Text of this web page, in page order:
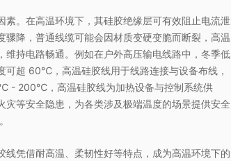
。在高温环境下，其硅胶绝缘层可有效阻止电流泄
降，普通线缆可能会因材质变硬变脆而断裂，高温
持电路畅通。例如在户外高压输电线路中，冬季低
可超 60℃，高温硅胶线用于线路连接与设备布线，
- 200℃，高温硅胶线为加热设备与控制系统供
等安全隐患，为各类涉及极端温度的场景提供安全
凭借耐高温、柔韧性好等特点，成为高温环境下的